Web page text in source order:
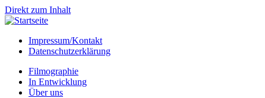
Direkt zum Inhalt
Impressum/Kontakt
Datenschutzerklärung
Filmographie
In Entwicklung
Über uns